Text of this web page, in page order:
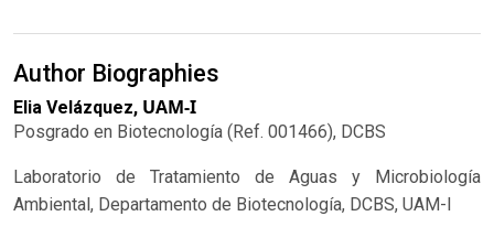
Author Biographies
Elia Velázquez, UAM-I
Posgrado en Biotecnología (Ref. 001466), DCBS
Laboratorio de Tratamiento de Aguas y Microbiología
Ambiental, Departamento de Biotecnología, DCBS, UAM-I